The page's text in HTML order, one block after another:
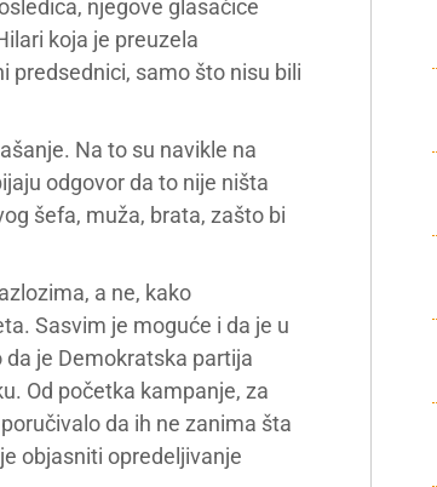
njegove glasačice
koja je preuzela
predsednici, samo što nisu bili
Na to su navikle na
odgovor da to nije ništa
šefa, muža, brata, zašto bi
a ne, kako
Sasvim je moguće i da je u
je Demokratska partija
Od početka kampanje, za
da ih ne zanima šta
objasniti opredeljivanje